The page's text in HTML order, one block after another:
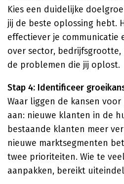
Kies een duidelijke
jij de beste oplossing hebt.
effectiever je communicatie
over sector,
de problemen die jij oplost.
Stap 4: Identificeer
Waar liggen de kansen
aan: nieuwe klanten in de
bestaande klanten meer
nieuwe marktsegmenten
twee prioriteiten. Wie te
aanpakken, bereikt